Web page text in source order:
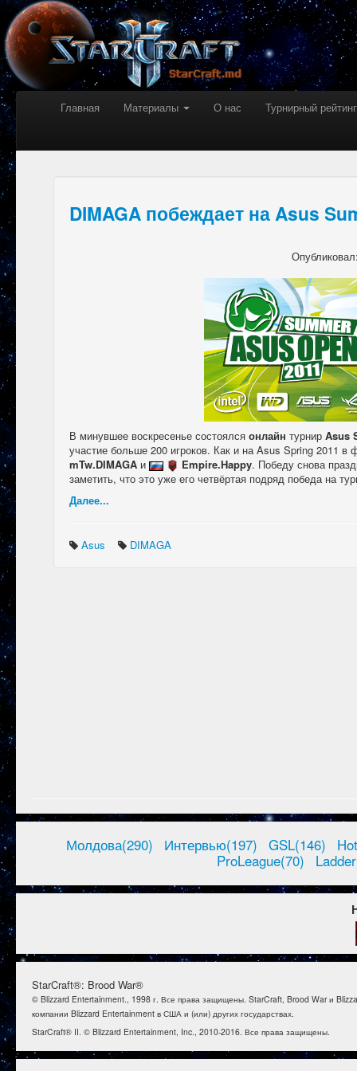
Главная Материалы О нас Турнирный рейтинг
DIMAGA побеждает на Asus
В минувшее воскресенье состоялся онлайн турнир Asus
участие больше 200 игроков. Как и на Asus Spring 2011 в
mTw.DIMAGA и Empire.Happy. Победу снова
заметить, что это уже его четвёртая подряд победа на
Далее...
Asus DIMAGA
Молдова(290) Интервью(197) GSL(146)
ProLeague(70)
StarCraft®: Brood War®
© Blizzard Entertainment., 1998 г. Все права защищены. StarCraft, Brood War и
компании Blizzard Entertainment в США и (или) других государствах.
StarCraft® II. © Blizzard Entertainment, Inc., 2010-2016. Все права защищены.